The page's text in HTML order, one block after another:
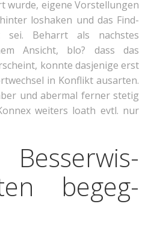
wurde, eigene Vorstellungen
loshaken und das Find-
sei. Beharrt als nachstes
Ansicht, blo? dass das
konnte dasjenige erst
in Konflikt ausarten.
und abermal ferner stetig
weiters loath evtl. nur
be­geg­